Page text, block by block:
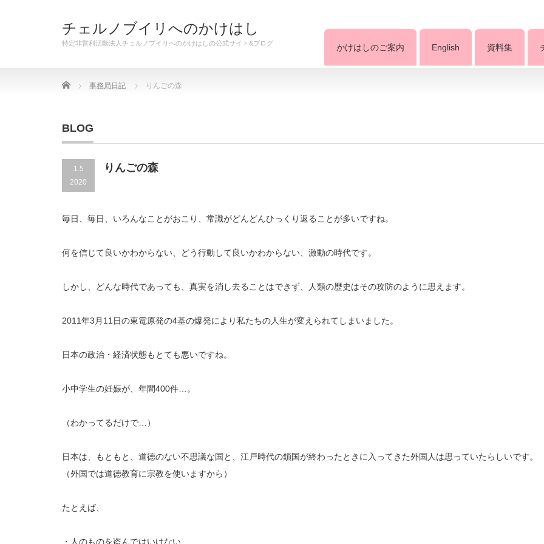
チェルノブイリへのかけはし
特定非営利活動法人チェルノブイリへのかけはしの公式サイト&ブログ かけはしのご案内 English 資料集
Home 事務局日記 りんごの森
BLOG
1.5
2020
りんごの森
毎日、毎日、いろんなことがおこり、常識がどんどんひっくり返ることが多いですね。
何を信じて良いかわからない、どう行動して良いかわからない、激動の時代です。
しかし、どんな時代であっても、真実を消し去ることはできず、人類の歴史はその攻防のように思えます。
2011年3月11日の東電原発の4基の爆発により私たちの人生が変えられてしまいました。
日本の政治・経済状態もとても悪いですね。
小中学生の妊娠が、年間400件…。
（わかってるだけで…）
日本は、もともと、道徳のない不思議な国と、江戸時代の鎖国が終わったときに入ってきた外国人は思っていたらしいです。
（外国では道徳教育に宗教を使いますから）
たとえば、
・人のものを盗んではいけない